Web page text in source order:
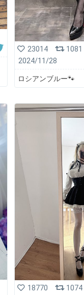
23014
1081
2024/11/28
ロシアンブルー🐾
18770
1074